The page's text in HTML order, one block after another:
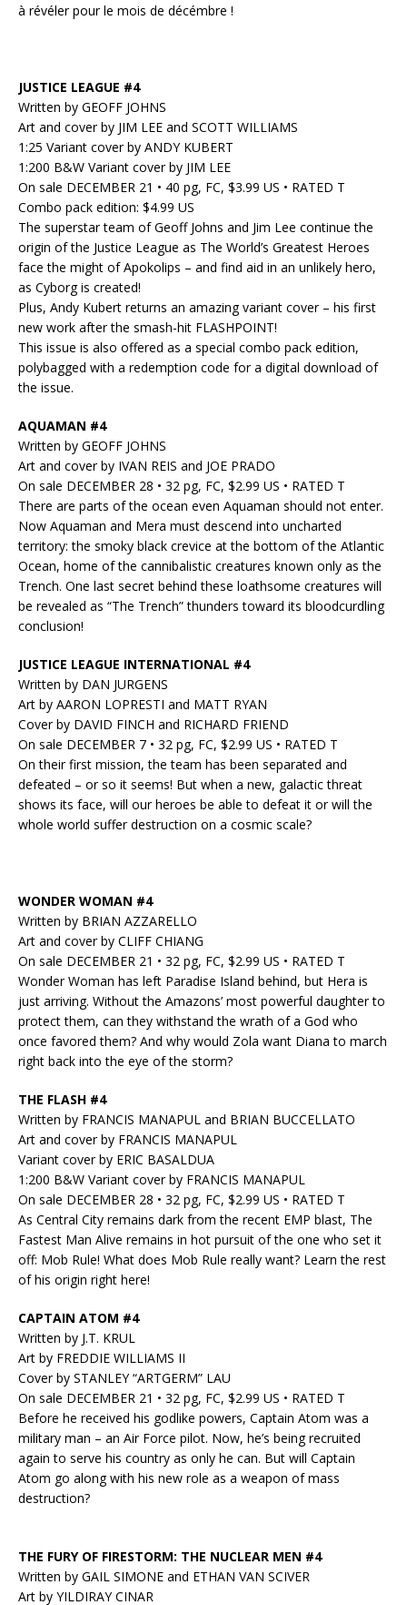
à révéler pour le mois de décémbre !
JUSTICE LEAGUE #4
Written by GEOFF JOHNS
Art and cover by JIM LEE and SCOTT WILLIAMS
1:25 Variant cover by ANDY KUBERT
1:200 B&W Variant cover by JIM LEE
On sale DECEMBER 21 • 40 pg, FC, $3.99 US • RATED T
Combo pack edition: $4.99 US
The superstar team of Geoff Johns and Jim Lee continue the
origin of the Justice League as The World’s Greatest Heroes
face the might of Apokolips – and find aid in an unlikely hero,
as Cyborg is created!
Plus, Andy Kubert returns an amazing variant cover – his first
new work after the smash-hit FLASHPOINT!
This issue is also offered as a special combo pack edition,
polybagged with a redemption code for a digital download of
the issue.
AQUAMAN #4
Written by GEOFF JOHNS
Art and cover by IVAN REIS and JOE PRADO
On sale DECEMBER 28 • 32 pg, FC, $2.99 US • RATED T
There are parts of the ocean even Aquaman should not enter.
Now Aquaman and Mera must descend into uncharted
territory: the smoky black crevice at the bottom of the Atlantic
Ocean, home of the cannibalistic creatures known only as the
Trench. One last secret behind these loathsome creatures will
be revealed as “The Trench” thunders toward its bloodcurdling
conclusion!
JUSTICE LEAGUE INTERNATIONAL #4
Written by DAN JURGENS
Art by AARON LOPRESTI and MATT RYAN
Cover by DAVID FINCH and RICHARD FRIEND
On sale DECEMBER 7 • 32 pg, FC, $2.99 US • RATED T
On their first mission, the team has been separated and
defeated – or so it seems! But when a new, galactic threat
shows its face, will our heroes be able to defeat it or will the
whole world suffer destruction on a cosmic scale?
WONDER WOMAN #4
Written by BRIAN AZZARELLO
Art and cover by CLIFF CHIANG
On sale DECEMBER 21 • 32 pg, FC, $2.99 US • RATED T
Wonder Woman has left Paradise Island behind, but Hera is
just arriving. Without the Amazons’ most powerful daughter to
protect them, can they withstand the wrath of a God who
once favored them? And why would Zola want Diana to march
right back into the eye of the storm?
THE FLASH #4
Written by FRANCIS MANAPUL and BRIAN BUCCELLATO
Art and cover by FRANCIS MANAPUL
Variant cover by ERIC BASALDUA
1:200 B&W Variant cover by FRANCIS MANAPUL
On sale DECEMBER 28 • 32 pg, FC, $2.99 US • RATED T
As Central City remains dark from the recent EMP blast, The
Fastest Man Alive remains in hot pursuit of the one who set it
off: Mob Rule! What does Mob Rule really want? Learn the rest
of his origin right here!
CAPTAIN ATOM #4
Written by J.T. KRUL
Art by FREDDIE WILLIAMS II
Cover by STANLEY “ARTGERM” LAU
On sale DECEMBER 21 • 32 pg, FC, $2.99 US • RATED T
Before he received his godlike powers, Captain Atom was a
military man – an Air Force pilot. Now, he’s being recruited
again to serve his country as only he can. But will Captain
Atom go along with his new role as a weapon of mass
destruction?
THE FURY OF FIRESTORM: THE NUCLEAR MEN #4
Written by GAIL SIMONE and ETHAN VAN SCIVER
Art by YILDIRAY CINAR